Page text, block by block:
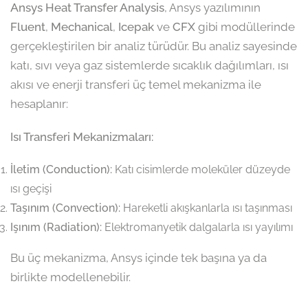
Ansys Heat Transfer Analysis, Ansys yazılımının
Fluent, Mechanical, Icepak ve CFX gibi modüllerinde
gerçekleştirilen bir analiz türüdür. Bu analiz sayesinde
katı, sıvı veya gaz sistemlerde sıcaklık dağılımları, ısı
akısı ve enerji transferi üç temel mekanizma ile
hesaplanır:
Isı Transferi Mekanizmaları:
İletim (Conduction): Katı cisimlerde moleküler düzeyde
ısı geçişi
Taşınım (Convection): Hareketli akışkanlarla ısı taşınması
Işınım (Radiation): Elektromanyetik dalgalarla ısı yayılımı
Bu üç mekanizma, Ansys içinde tek başına ya da
birlikte modellenebilir.